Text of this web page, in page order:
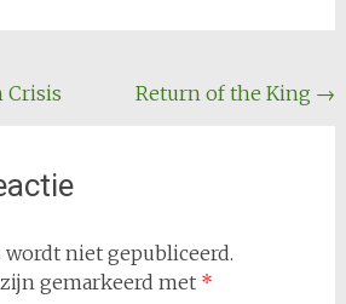
Crisis Return of the King →
niet gepubliceerd.
gemarkeerd met *